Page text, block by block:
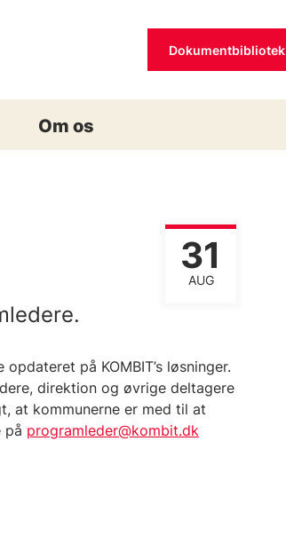
Dokumentbibliotek
Om os
31
AUG
på KOMBIT’s løsninger.
direktion og øvrige deltagere
at kommunerne er med til at
på programleder@kombit.dk